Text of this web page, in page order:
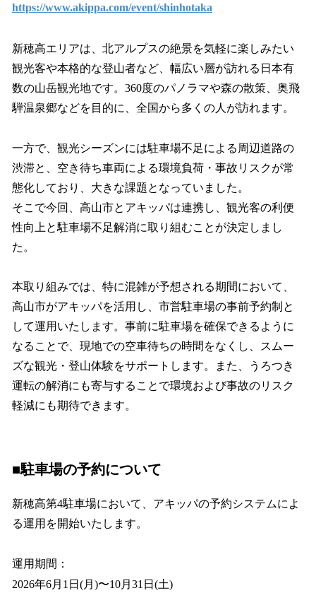
https://www.akippa.com/event/shinhotaka
新穂高エリアは、北アルプスの絶景を気軽に楽しみたい
観光客や本格的な登山者など、幅広い層が訪れる日本有
数の山岳観光地です。360度のパノラマや森の散策、奥飛
騨温泉郷などを目的に、全国から多くの人が訪れます。
一方で、観光シーズンには駐車場不足による周辺道路の
渋滞と、空き待ち車両による環境負荷・事故リスクが常
態化しており、大きな課題となっていました。
そこで今回、高山市とアキッパは連携し、観光客の利便
性向上と駐車場不足解消に取り組むことが決定しまし
た。
本取り組みでは、特に混雑が予想される期間において、
高山市がアキッパを活用し、市営駐車場の事前予約制と
して運用いたします。事前に駐車場を確保できるように
なることで、現地での空車待ちの時間をなくし、スムー
ズな観光・登山体験をサポートします。また、うろつき
運転の解消にも寄与することで環境および事故のリスク
軽減にも期待できます。
■駐車場の予約について
新穂高第4駐車場において、アキッパの予約システムによ
る運用を開始いたします。
運用期間：
2026年6月1日(月)〜10月31日(土)